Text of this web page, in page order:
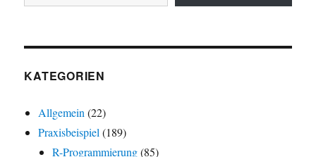
KATEGORIEN
Allgemein (22)
Praxisbeispiel (189)
R-Programmierung(85)